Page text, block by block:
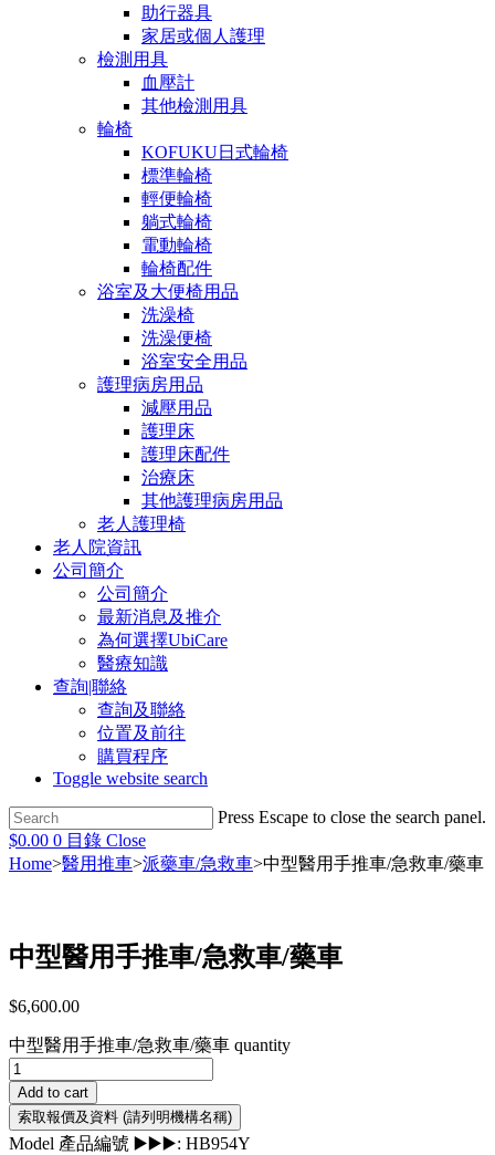
助行器具
家居或個人護理
檢測用具
血壓計
其他檢測用具
輪椅
KOFUKU日式輪椅
標準輪椅
輕便輪椅
躺式輪椅
電動輪椅
輪椅配件
浴室及大便椅用品
洗澡椅
洗澡便椅
浴室安全用品
護理病房用品
減壓用品
護理床
護理床配件
治療床
其他護理病房用品
老人護理椅
老人院資訊
公司簡介
公司簡介
最新消息及推介
為何選擇UbiCare
醫療知識
查詢|聯絡
查詢及聯絡
位置及前往
購買程序
Toggle website search
Press Escape to close the search panel.
$0.00 0 目錄 Close
Home>醫用推車>派藥車/急救車>中型醫用手推車/急救車/藥車
中型醫用手推車/急救車/藥車
$6,600.00
中型醫用手推車/急救車/藥車 quantity
Add to cart
Model 產品編號 ▶️▶️▶️: HB954Y